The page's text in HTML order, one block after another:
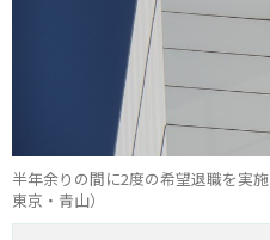
半年余りの間に2度の希望退職を実
東京・青山）